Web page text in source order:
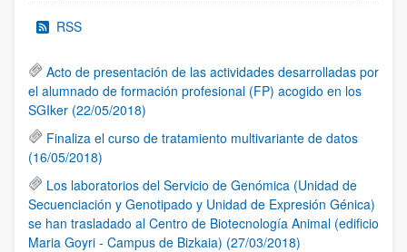
RSS
Acto de presentación de las actividades desarrolladas por
el alumnado de formación profesional (FP) acogido en los
SGIker (22/05/2018)
Finaliza el curso de tratamiento multivariante de datos
(16/05/2018)
Los laboratorios del Servicio de Genómica (Unidad de
Secuenciación y Genotipado y Unidad de Expresión Génica)
se han trasladado al Centro de Biotecnología Animal (edificio
Maria Goyri - Campus de Bizkaia) (27/03/2018)